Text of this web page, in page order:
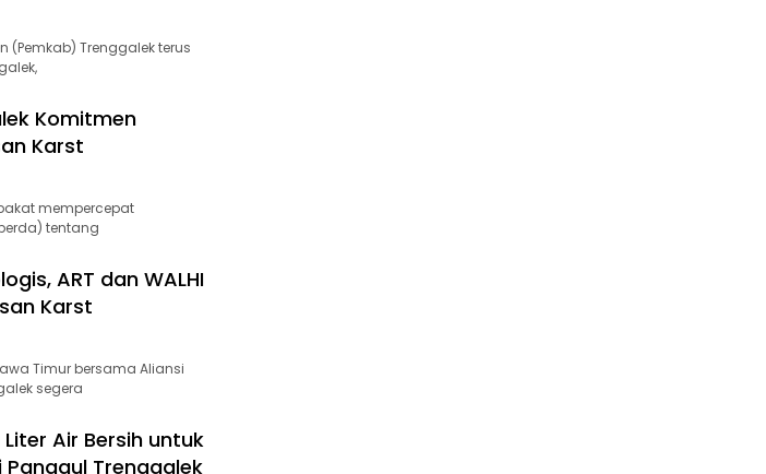
(Pemkab) Trenggalek terus
Komitmen
Karst
mempercepat
tentang
ART dan WALHI
Karst
Timur bersama Aliansi
segera
Air Bersih untuk
Trenggalek